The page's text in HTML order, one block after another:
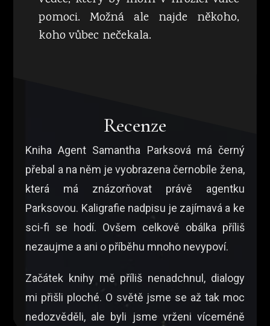
pomoci. Možná ale najde někoho,
koho vůbec nečekala.
Recenze
Kniha Agent Samantha Parksová má černý
přebal a na něm je vyobrazena černobíle žena,
která má znázorňovat právě agentku
Parksovou. Kaligrafie nadpisu je zajímavá a ke
sci-fi se hodí. Ovšem celkově obálka příliš
nezaujme a ani o příběhu mnoho nevypoví.
Začátek knihy mě příliš nenadchnul, dialogy
mi přišli ploché. O světě jsme se až tak moc
nedozvěděli, ale byli jsme vrženi víceméně